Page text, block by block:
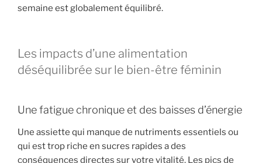
semaine est globalement équilibré.
Les impacts d’une alimentation
déséquilibrée sur le bien-être féminin
Une fatigue chronique et des baisses d’énergie
Une assiette qui manque de nutriments essentiels ou
qui est trop riche en sucres rapides a des
conséquences directes sur votre vitalité. Les pics de